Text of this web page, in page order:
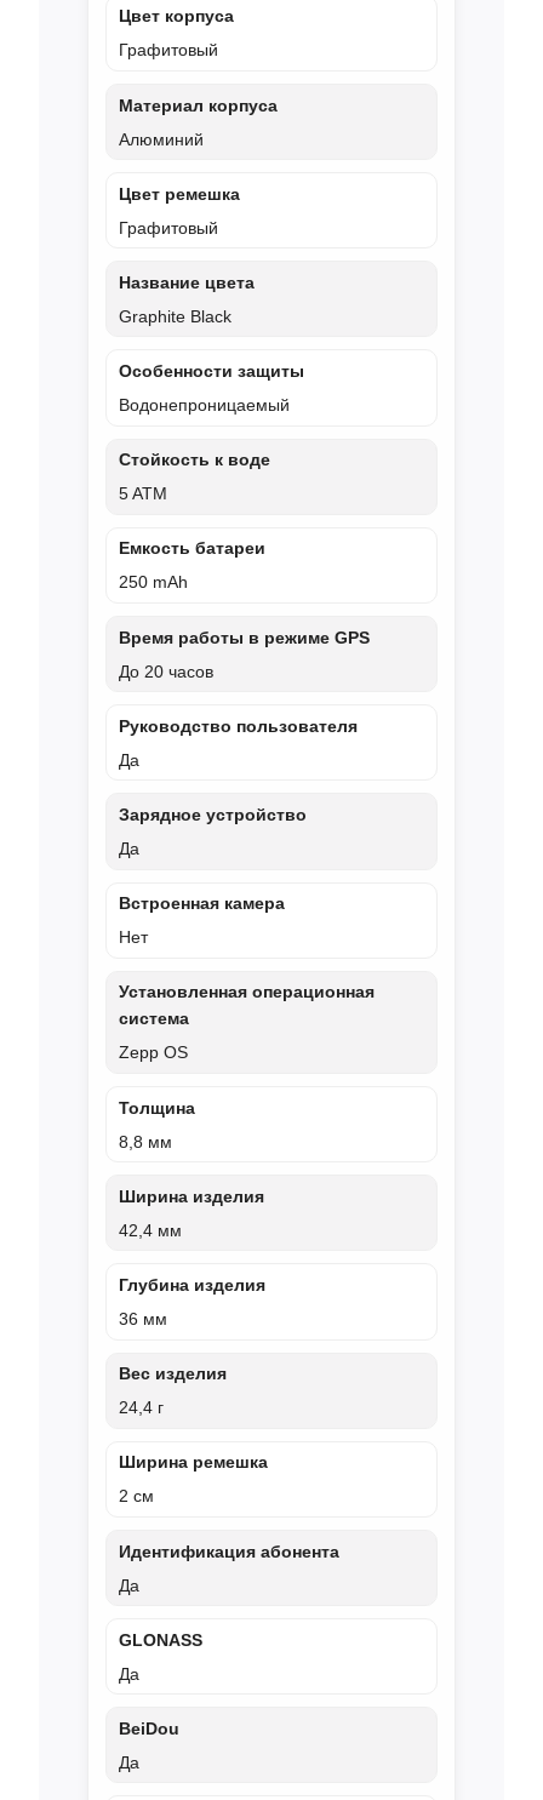
Цвет корпуса
Графитовый
Материал корпуса
Алюминий
Цвет ремешка
Графитовый
Название цвета
Graphite Black
Особенности защиты
Водонепроницаемый
Стойкость к воде
5 ATM
Емкость батареи
250 mAh
Время работы в режиме GPS
До 20 часов
Руководство пользователя
Да
Зарядное устройство
Да
Встроенная камера
Нет
Установленная операционная
система
Zepp OS
Толщина
8,8 мм
Ширина изделия
42,4 мм
Глубина изделия
36 мм
Вес изделия
24,4 г
Ширина ремешка
2 см
Идентификация абонента
Да
GLONASS
Да
BeiDou
Да